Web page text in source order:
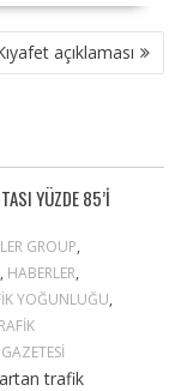
açıklaması
YÜZDE 85’I
GROUP,
, HABERLER,
YOĞUNLUĞU,
trafik